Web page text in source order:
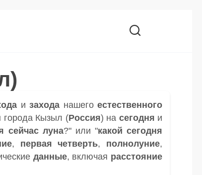
изахода нашегоестественного
города Кызыл (Россия) на сегодня и
сейчас луна?" или "какой сегодня
, первая четверть, полнолуние,
данные, включая расстояние